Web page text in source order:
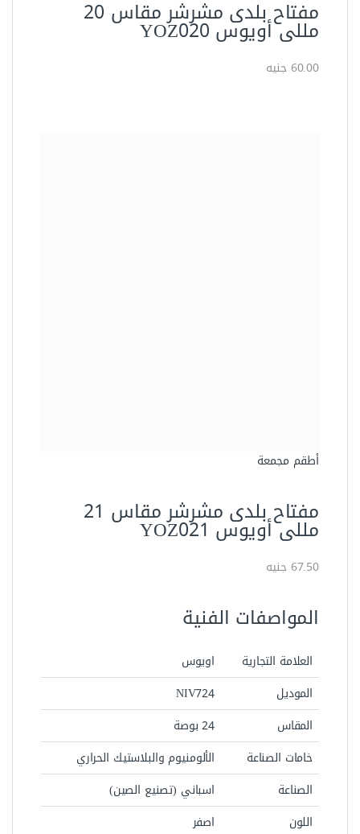
مفتاح بلدى مشرشر مقاس 20
مللى أويوس YOZ020
60.00 جنيه
أطقم مجمعة
مفتاح بلدى مشرشر مقاس 21
مللى أويوس YOZ021
67.50 جنيه
المواصفات الفنية
العلامة التجارية
اويوس
الموديل
NIV724
المقاس
24 بوصة
خامات الصناعة
الألومنيوم والبلاستيك الحراري
الصناعة
اسباني (تصنيع الصين)
اللون
اصفر